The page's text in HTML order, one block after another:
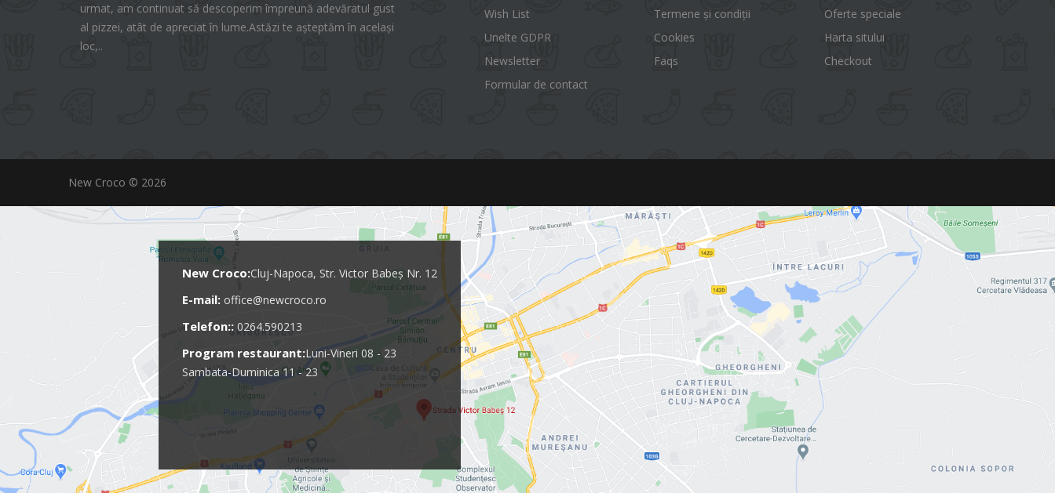
urmat, am continuat să descoperim împreună adevăratul gust
al pizzei, atât de apreciat în lume.Astăzi te așteptăm în același
loc,..
Wish List
Unelte GDPR
Newsletter
Formular de contact
Termene și condiții
Cookies
Faqs
Oferte speciale
Harta sitului
Checkout
New Croco © 2026
New Croco:Cluj-Napoca, Str. Victor Babeș Nr. 12
E-mail: office@newcroco.ro
Telefon:: 0264.590213
Program restaurant:Luni-Vineri 08 - 23
Sambata-Duminica 11 - 23